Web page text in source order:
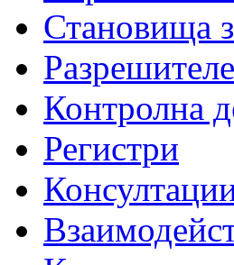
Становища
Контролна
Регистри